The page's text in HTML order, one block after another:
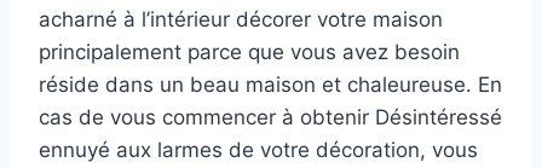
acharné à l’intérieur décorer votre maison
principalement parce que vous avez besoin
réside dans un beau maison et chaleureuse. En
cas de vous commencer à obtenir Désintéressé
ennuyé aux larmes de votre décoration, vous